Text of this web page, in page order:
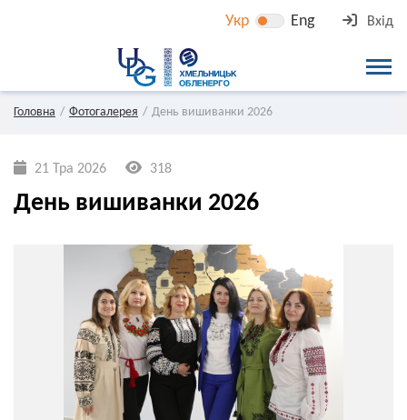
Укр Eng Вхід
Головна Фотогалерея День вишиванки 2026
21 Тра 2026 318
День вишиванки 2026